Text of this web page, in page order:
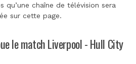
qu’une chaîne de télévision sera
sur cette page.
le match Liverpool - Hull City